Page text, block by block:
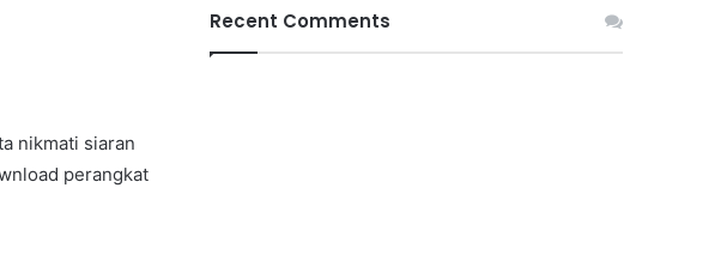
nikmati siaran
perangkat
Recent Comments